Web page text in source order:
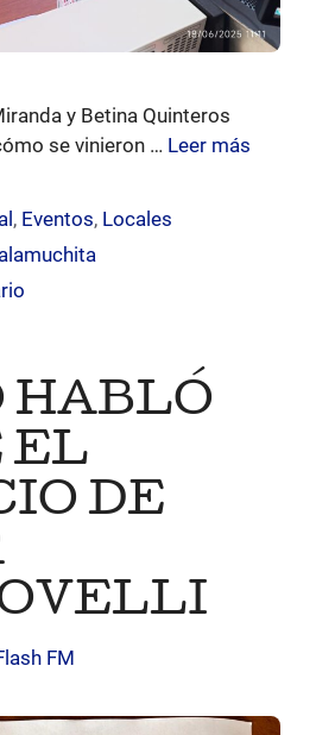
y Betina Quinteros
se vinieron … Leer más
, Eventos, Locales
HABLÓ
EL
DE
FM